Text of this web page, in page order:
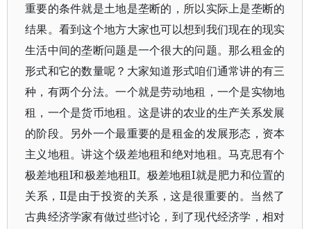
重要的条件就是土地是垄断的，所以实际上是垄断的
结果。看到这个地方大家也可以想到我们现在的现实
生活中间的垄断问题是一个很大的问题。那么租金的
形式和它的数量呢？大家知道形式咱们通常讲的有三
种，有两个分法。一个就是劳动地租，一个是实物地
租，一个是货币地租。这是讲的农业的生产关系发展
的阶段。另外一个最重要的是租金的发展形态，资本
主义地租。讲这个级差地租和绝对地租。马克思有个
极差地租I和极差地租II。极差地租I就是肥力和位置的
关系，II是由于投资的关系，这是很重要的。当然了
古典经济学家有做过些讨论，到了现代经济学，相对